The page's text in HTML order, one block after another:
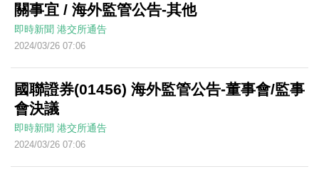
關事宜 / 海外監管公告-其他
即時新聞 港交所通告
2024/03/26 07:06
國聯證券(01456) 海外監管公告-董事會/監事
會決議
即時新聞 港交所通告
2024/03/26 07:06